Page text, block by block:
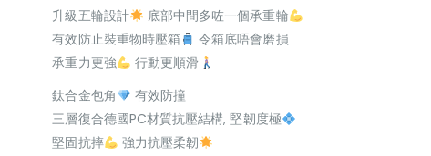
升級五輪設計
底部中間多咗一個承重輪
有效防止裝重物時壓箱
令箱底唔會磨損
承重力更強
行動更順滑
鈦合金包角
有效防撞
三層復合德國PC材質抗壓結構, 堅韌度極
堅固抗摔
強力抗壓柔韌